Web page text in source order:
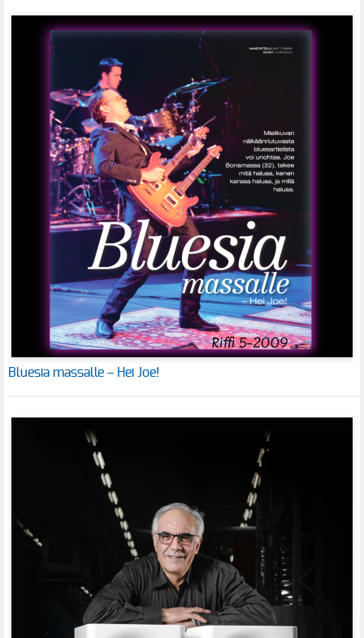
Bluesia massalle – Hei Joe!